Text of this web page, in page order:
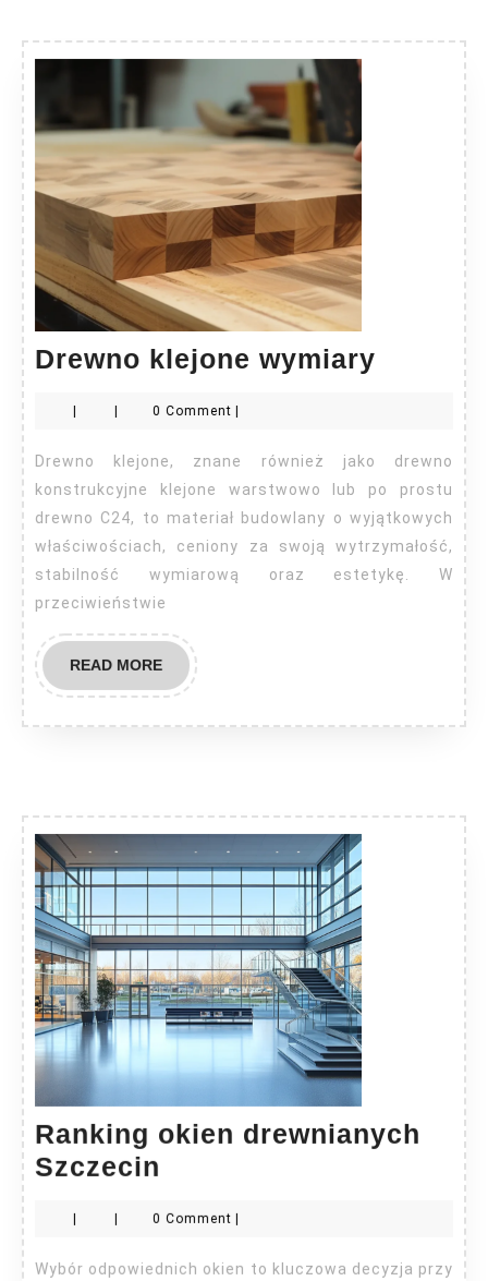
Drewno klejone wymiary Drewno
klejone
| | 0 Comment |
Drewno klejone, znane również jako drewno
konstrukcyjne klejone warstwowo lub po prostu
drewno C24, to materiał budowlany o wyjątkowych
właściwościach, ceniony za swoją wytrzymałość,
stabilność wymiarową oraz estetykę. W
przeciwieństwie
READ MOREREAD
MORE
Ranking okien drewnianych
Szczecin
drewnianych
Szczecin
0 Comment
Wybór odpowiednich okien to kluczowa decyzja przy